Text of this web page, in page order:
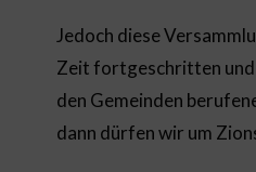
Jedoch diese
Zeit fortgeschritten und
den Gemeinden
dann dürfen wir um